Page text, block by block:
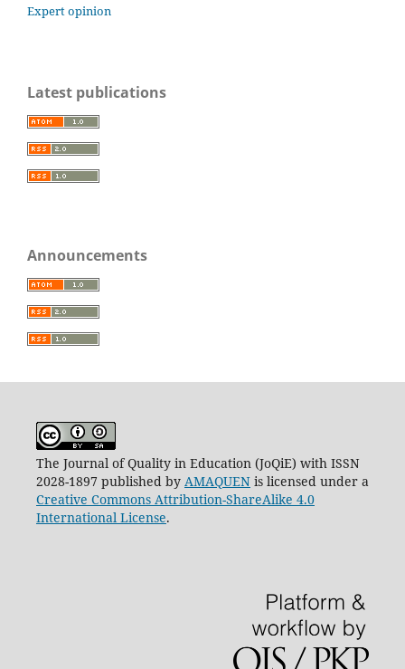
Expert opinion
Latest publications
Announcements
The Journal of Quality in Education (JoQiE) with ISSN
2028-1897 published by AMAQUENis licensed under a
Creative Commons Attribution-ShareAlike 4.0
International License.